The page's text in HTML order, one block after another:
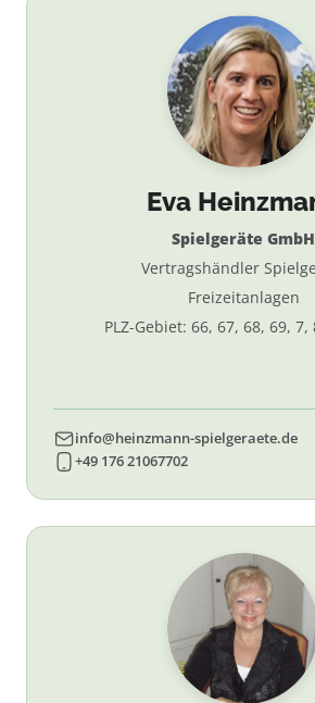
Eva
Spielgeräte GmbH
Vertragshändler
Freizeitanlagen
PLZ-Gebiet: 66, 67, 68, 69, 7,
info@heinzmann-spielgeraete.de
+49 176 21067702